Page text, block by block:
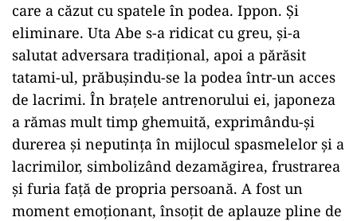
care a căzut cu spatele în podea. Ippon. Și
eliminare. Uta Abe s-a ridicat cu greu, și-a
salutat adversara tradițional, apoi a părăsit
tatami-ul, prăbușindu-se la podea într-un acces
de lacrimi. În brațele antrenorului ei, japoneza
a rămas mult timp ghemuită, exprimându-și
durerea și neputința în mijlocul spasmelelor și a
lacrimilor, simbolizând dezamăgirea, frustrarea
și furia față de propria persoană. A fost un
moment emoționant, însoțit de aplauze pline de